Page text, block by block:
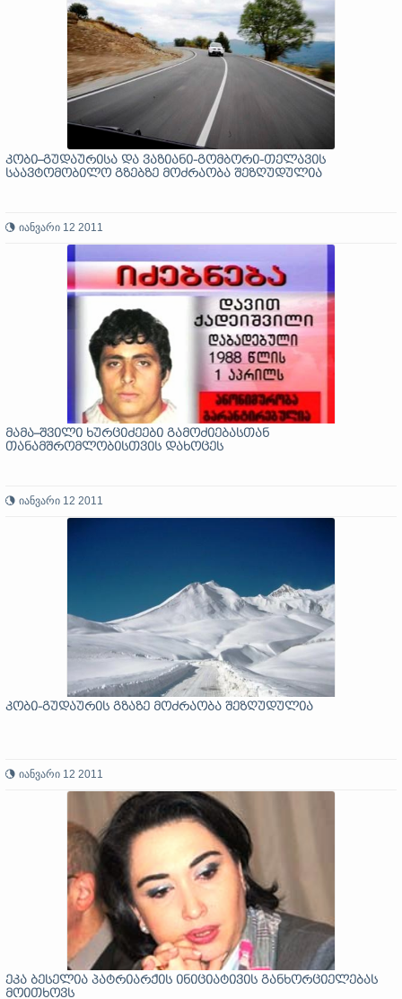
კობი–გუდაურისა და ვაზიანი-გომბორი-თელავის
საავტომობილო გზებზე მოძრაობა შეზღუდულია
იანვარი 12 2011
მამა–შვილი ხურციძეები გამოძიებასთან
თანამშრომლობისთვის დახოცეს
იანვარი 12 2011
კობი-გუდაურის გზაზე მოძრაობა შეზღუდულია
იანვარი 12 2011
ეკა ბესელია პატრიარქის ინიციატივის განხორციელებას
მოითხოვს